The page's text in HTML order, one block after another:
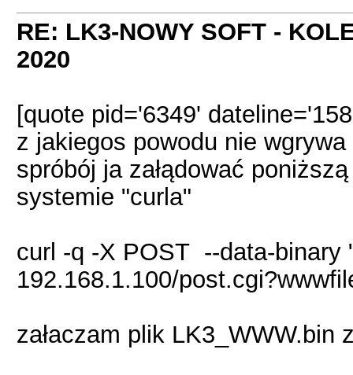
RE: LK3-NOWY SOFT -
2020
[quote pid='6349'
z jakiegos powodu nie
spróbój ja załądować
systemie "curla"
curl -q -X POST --data-binary
192.168.1.100/
załaczam plik LK3_WWW.bin